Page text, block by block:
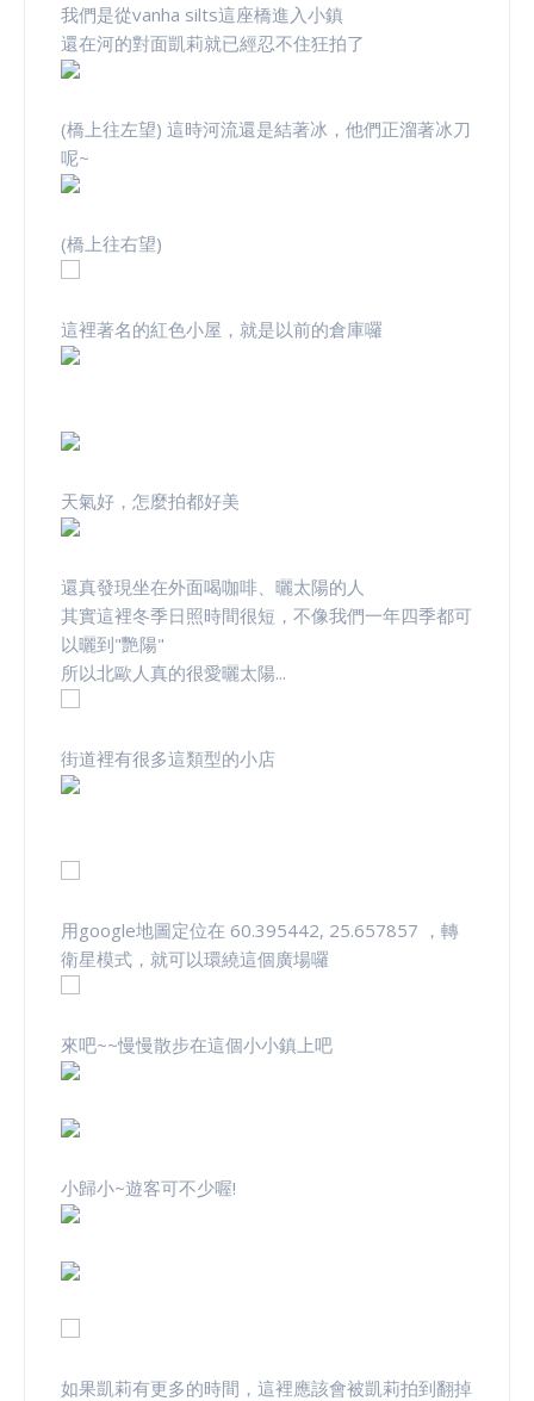
我們是從vanha silts這座橋進入小鎮
還在河的對面凱莉就已經忍不住狂拍了
(橋上往左望) 這時河流還是結著冰，他們正溜著冰刀
呢~
(橋上往右望)
這裡著名的紅色小屋，就是以前的倉庫囉
天氣好，怎麼拍都好美
還真發現坐在外面喝咖啡、曬太陽的人
其實這裡冬季日照時間很短，不像我們一年四季都可
以曬到"艷陽"
所以北歐人真的很愛曬太陽...
街道裡有很多這類型的小店
用google地圖定位在 60.395442, 25.657857 ，轉
衛星模式，就可以環繞這個廣場囉
來吧~~慢慢散步在這個小小鎮上吧
小歸小~遊客可不少喔!
如果凱莉有更多的時間，這裡應該會被凱莉拍到翻掉